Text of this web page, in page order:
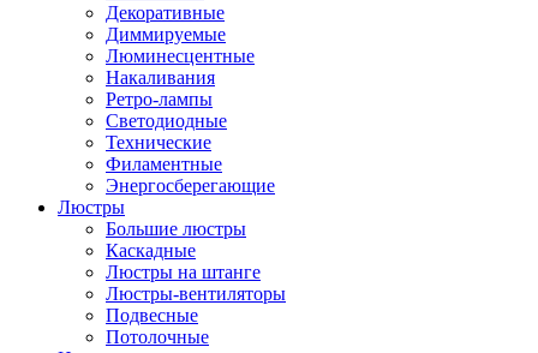
Декоративные
Диммируемые
Люминесцентные
Накаливания
Ретро-лампы
Светодиодные
Технические
Филаментные
Энергосберегающие
Люстры
Большие люстры
Каскадные
Люстры на штанге
Люстры-вентиляторы
Подвесные
Потолочные